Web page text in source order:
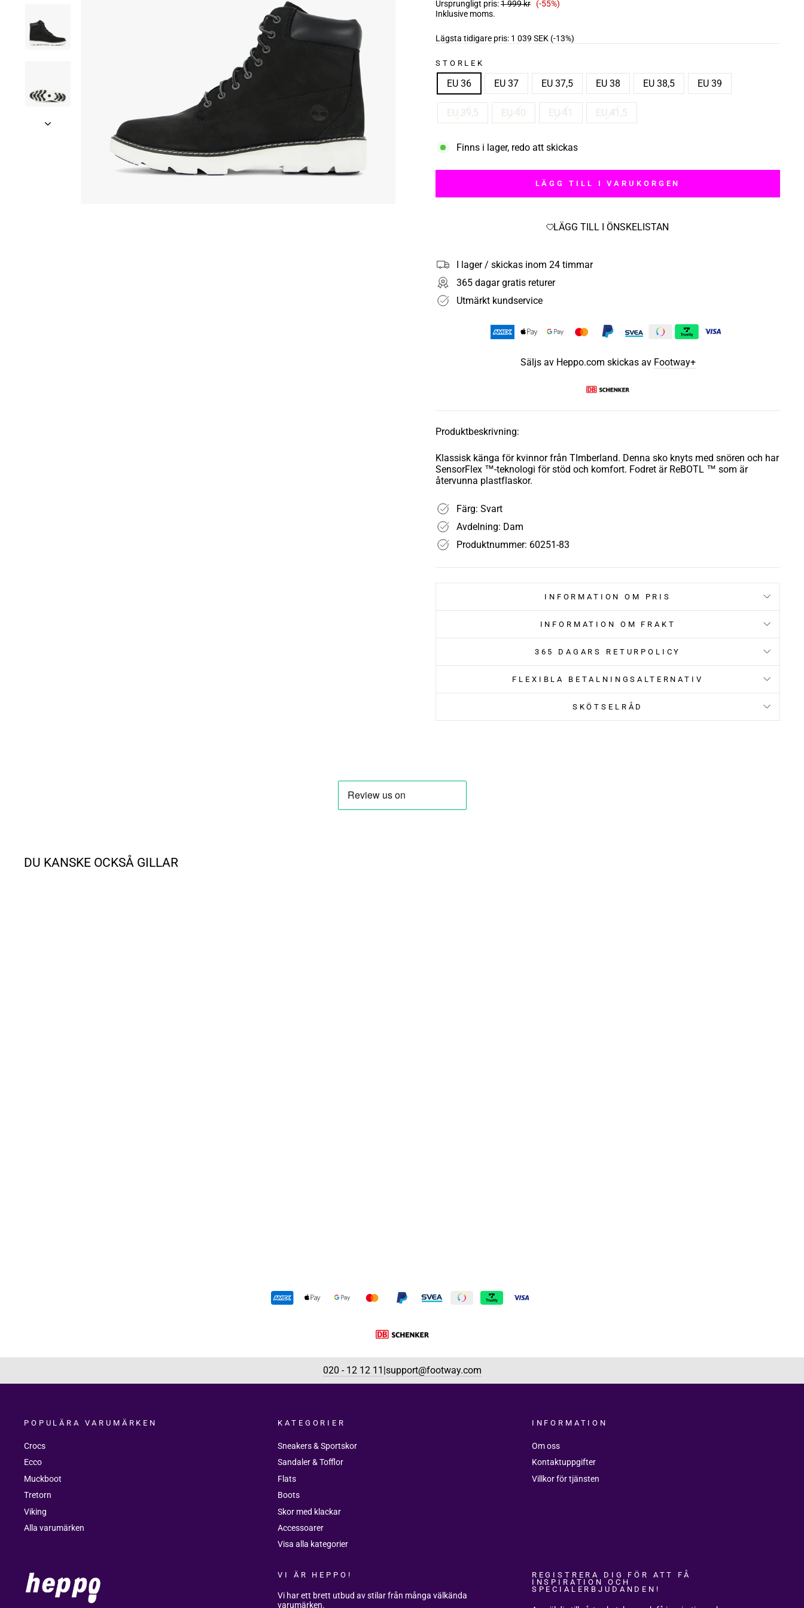
Ursprungligt pris:1 999 kr Reapris
(-55%)
Inklusive moms.
Lägsta tidigare pris: 1 039 SEK (-13%)
STORLEK
EU 36 EU 37 EU 37,5 EU 38 EU 38,5 EU 39
EU 39,5 EU 40 EU 41 EU 41,5
Finns i lager, redo att skickas
LÄGG TILL I VARUKORGEN
LÄGG TILL I ÖNSKELISTAN
I lager / skickas inom 24 timmar
365 dagar gratis returer
Utmärkt kundservice
Säljs av Heppo.com skickas av Footway+
Produktbeskrivning:
Klassisk känga för kvinnor från TImberland. Denna sko knyts med snören och har
SensorFlex ™-teknologi för stöd och komfort. Fodret är ReBOTL ™ som är
återvunna plastflaskor.
Färg: Svart
Avdelning: Dam
Produktnummer: 60251-83
INFORMATION OM PRIS
INFORMATION OM FRAKT
365 DAGARS RETURPOLICY
FLEXIBLA BETALNINGSALTERNATIV
SKÖTSELRÅD
DU KANSKE OCKSÅ GILLAR
020 - 12 12 11 support@footway.com
POPULÄRA VARUMÄRKEN
Crocs
Ecco
Muckboot
Tretorn
Viking
Alla varumärken
KATEGORIER
Sneakers & Sportskor
Sandaler & Tofflor
Flats
Boots
Skor med klackar
Accessoarer
Visa alla kategorier
INFORMATION
Om oss
Kontaktuppgifter
Villkor för tjänsten
VI ÄR HEPPO!
Vi har ett brett utbud av stilar från många välkända
varumärken.
REGISTRERA DIG FÖR ATT FÅ
INSPIRATION OCH
SPECIALERBJUDANDEN!